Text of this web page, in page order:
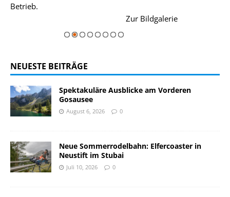
Betrieb.
Zur Bildgalerie
NEUESTE BEITRÄGE
Spektakuläre Ausblicke am Vorderen
Gosausee
August 6, 2026 0
Neue Sommerrodelbahn: Elfercoaster in
Neustift im Stubai
Juli 10, 2026 0